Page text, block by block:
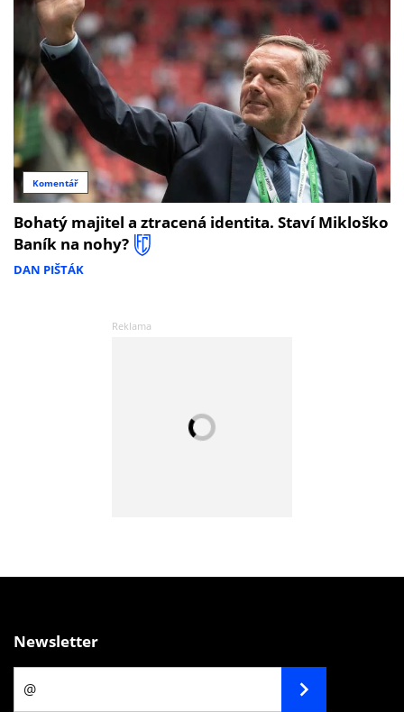
Komentář
Bohatý majitel a ztracená identita. Staví Mikloško
Baník na nohy?
DAN PIŠTÁK
Newsletter